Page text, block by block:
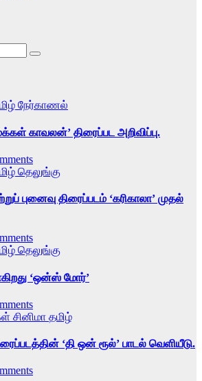
நேர்காணல்
காவலன்’ திரைப்பட அறிவிப்பு.
தெலுங்கு
புனைவு திரைப்படம் ‘கரிகாலா’ முதல்
தெலுங்கு
‘ஒன்ஸ் மோர்’
சினிமா தமிழ்
‘தி ஒன் ரூல்’ பாடல் வெளியீடு.